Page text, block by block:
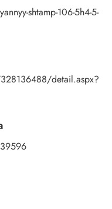
shtamp-106-5h4-5-
detail.aspx?